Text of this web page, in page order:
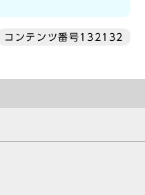
コンテンツ番号132132